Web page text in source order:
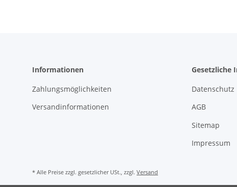
Informationen
Zahlungsmöglichkeiten
Versandinformationen
Gesetzliche
Datenschutz
AGB
Sitemap
Impressum
* Alle Preise zzgl. gesetzlicher USt., zzgl. Versand